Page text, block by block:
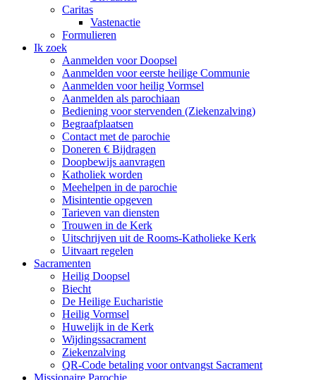
Caritas
Vastenactie
Formulieren
Ik zoek
Aanmelden voor Doopsel
Aanmelden voor eerste heilige Communie
Aanmelden voor heilig Vormsel
Aanmelden als parochiaan
Bediening voor stervenden (Ziekenzalving)
Begraafplaatsen
Contact met de parochie
Doneren € Bijdragen
Doopbewijs aanvragen
Katholiek worden
Meehelpen in de parochie
Misintentie opgeven
Tarieven van diensten
Trouwen in de Kerk
Uitschrijven uit de Rooms-Katholieke Kerk
Uitvaart regelen
Sacramenten
Heilig Doopsel
Biecht
De Heilige Eucharistie
Heilig Vormsel
Huwelijk in de Kerk
Wijdingssacrament
Ziekenzalving
QR-Code betaling voor ontvangst Sacrament
Missionaire Parochie